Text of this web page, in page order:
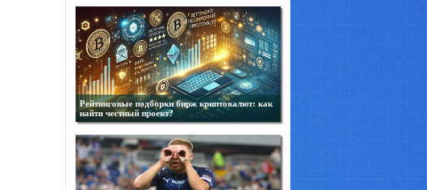
Рейтинговые подборки бирж криптовалют: как
найти честный проект?